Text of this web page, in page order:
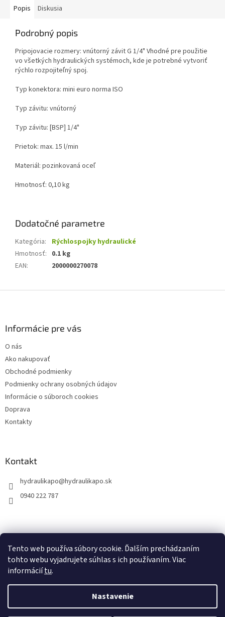
Tento web používa súbory cookie. Ďalším prechádzaním
tohto webu vyjadrujete súhlas s ich používaním. Viac
informáciítu.
Nastavenie
Popis Diskusia
Podrobný popis
Pripojovacie rozmery: vnútorný závit G 1/4" Vhodné pre použitie
vo všetkých hydraulických systémoch, kde je potrebné vytvoriť
rýchlo rozpojiteľný spoj.
Typ konektora: mini euro norma ISO
Typ závitu: vnútorný
Typ závitu: [BSP] 1/4"
Prietok: max. 15 l/min
Materiál: pozinkovaná oceľ
Hmotnosť: 0,10 kg
Dodatočné parametre
Kategória:
Rýchlospojky hydraulické
Hmotnosť: 0.1 kg
EAN: 2000000270078
Informácie pre vás
O nás
Ako nakupovať
Obchodné podmienky
Podmienky ochrany osobných údajov
Informácie o súboroch cookies
Doprava
Kontakty
Kontakt
hydraulikapo@hydraulikapo.sk
0940 222 787
Vytvoril Shoptet